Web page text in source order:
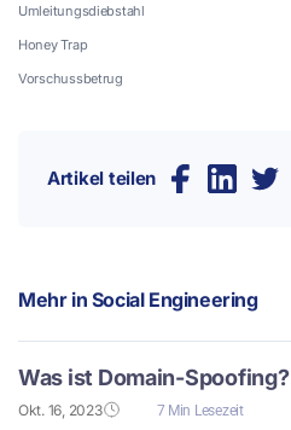
Umleitungsdiebstahl
Honey Trap
Vorschussbetrug
Artikel teilen
Mehr in Social Engineering
Was ist Domain-Spoofing?
Okt. 16, 2023 7 Min Lesezeit